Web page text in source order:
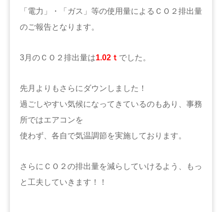
「電力」・「ガス」等の使用量によるＣＯ２排出量
のご報告となります。
3月のＣＯ２排出量は1.02ｔ でした。
先月よりもさらにダウンしました！
過ごしやすい気候になってきているのもあり、事務
所ではエアコンを
使わず、各自で気温調節を実施しております。
さらにＣＯ２の排出量を減らしていけるよう、もっ
と工夫していきます！！